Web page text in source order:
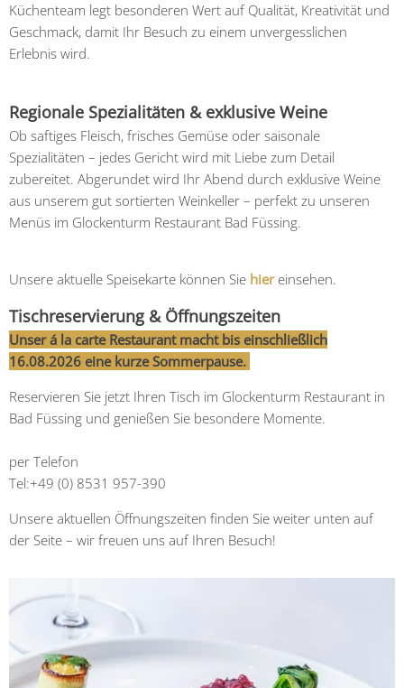
Küchenteam legt besonderen Wert auf Qualität, Kreativität und
Geschmack, damit Ihr Besuch zu einem unvergesslichen
Erlebnis wird.
Regionale Spezialitäten & exklusive Weine
Ob saftiges Fleisch, frisches Gemüse oder saisonale
Spezialitäten – jedes Gericht wird mit Liebe zum Detail
zubereitet. Abgerundet wird Ihr Abend durch exklusive Weine
aus unserem gut sortierten Weinkeller – perfekt zu unseren
Menüs im Glockenturm Restaurant Bad Füssing.
Unsere aktuelle Speisekarte können Sie hiereinsehen.
Tischreservierung & Öffnungszeiten
Unser á la carte Restaurant macht bis einschließlich
16.08.2026 eine kurze Sommerpause.
Reservieren Sie jetzt Ihren Tisch im Glockenturm Restaurant in
Bad Füssing und genießen Sie besondere Momente.
per Telefon
Tel:+49 (0) 8531 957-390
Unsere aktuellen Öffnungszeiten finden Sie weiter unten auf
der Seite – wir freuen uns auf Ihren Besuch!